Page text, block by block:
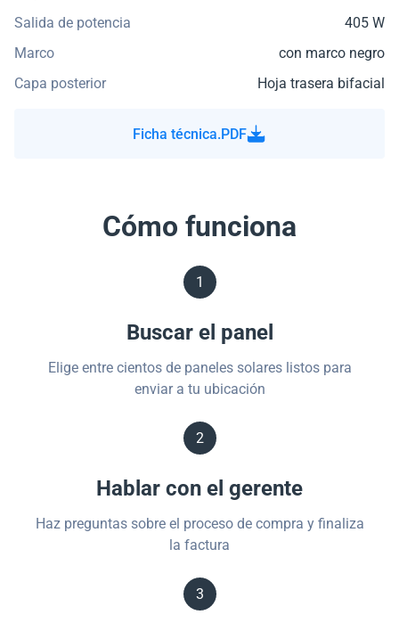
Salida de potencia
405 W
Marco
con marco negro
Capa posterior
Hoja trasera bifacial
Ficha técnica.PDF
Cómo funciona
1
Buscar el panel
Elige entre cientos de paneles solares listos para
enviar a tu ubicación
2
Hablar con el gerente
Haz preguntas sobre el proceso de compra y finaliza
la factura
3